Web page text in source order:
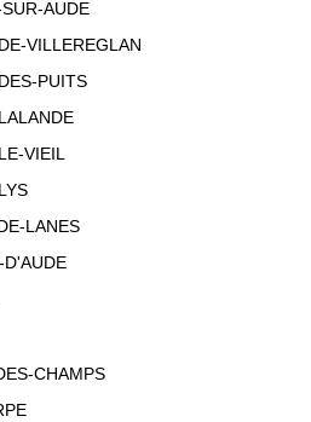
AUDE
VILLEREGLAN
PUITS
VIEIL
LANES
D'AUDE
CHAMPS